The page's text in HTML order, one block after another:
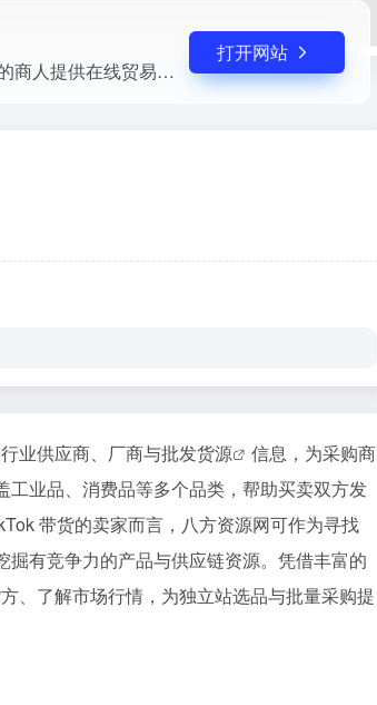
电子商务门户网站，为全球 220 个国家和地区的商人提供在线贸易服务
打开网站
业供应商、厂商与批发货源
信息，为采购商
业品、消费品等多个品类，帮助买卖双方发
带货的卖家而言，八方资源网可作为寻找
有竞争力的产品与供应链资源。凭借丰富的
、了解市场行情，为独立站选品与批量采购提